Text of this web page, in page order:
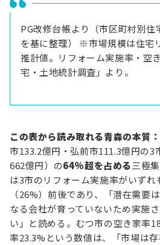
PG改修台帳より（市区町村別
を基に整理） ※市場規模は住宅
推計値。リフォーム実施率・空
宅・土地統計調査」より。
この表から読み取れる青森の本質：
市133.2億円・弘前市111.3億円の3
662億円）の64%超を占める三極
は3市のリフォーム実施率がいず
（26%）前後であり、「潜在需要
なる会社が育っていないため実施
い」と読める。むつ市の空き家率
率23.3%という数値は、「市場は